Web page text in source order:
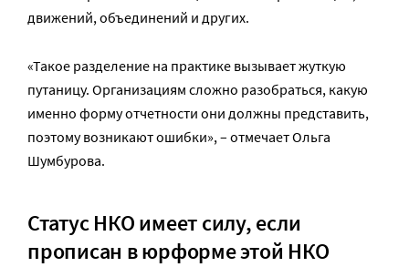
движений, объединений и других.
«Такое разделение на практике вызывает жуткую
путаницу. Организациям сложно разобраться, какую
именно форму отчетности они должны представить,
поэтому возникают ошибки», – отмечает Ольга
Шумбурова.
Статус НКО имеет силу, если
прописан в юрформе этой НКО